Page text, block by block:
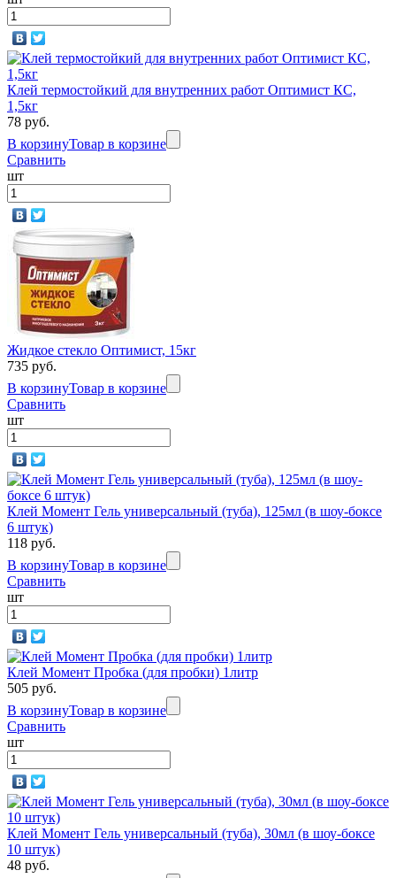
Клей термостойкий для внутренних работ Оптимист КС,
1,5кг
78 руб.
В корзинуТовар в корзине
Сравнить
шт
Жидкое стекло Оптимист, 15кг
735 руб.
В корзинуТовар в корзине
Сравнить
шт
Клей Момент Гель универсальный (туба), 125мл (в шоу-боксе
6 штук)
118 руб.
В корзинуТовар в корзине
Сравнить
шт
Клей Момент Пробка (для пробки) 1литр
505 руб.
В корзинуТовар в корзине
Сравнить
шт
Клей Момент Гель универсальный (туба), 30мл (в шоу-боксе
10 штук)
48 руб.